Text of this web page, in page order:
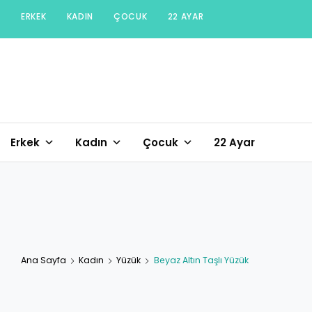
content
ERKEK KADIN ÇOCUK 22 AYAR
Erkek Kadın Çocuk 22 Ayar
Ana Sayfa Kadın Yüzük Beyaz Altın Taşlı Yüzük